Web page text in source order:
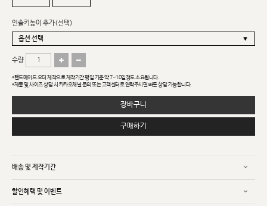
인솔키높이 추가(선택)
수량
*핸드메이드 오더 제작으로 제작기간 평일 기준 약 7~10일정도 소요됩니다.
*제품 및 사이즈 상담 시 카카오채널 문의 또는 고객센터로 연락주시면 빠른 상담 가능합니다.
장바구니
구매하기
배송 및 제작기간
할인혜택 및 이벤트